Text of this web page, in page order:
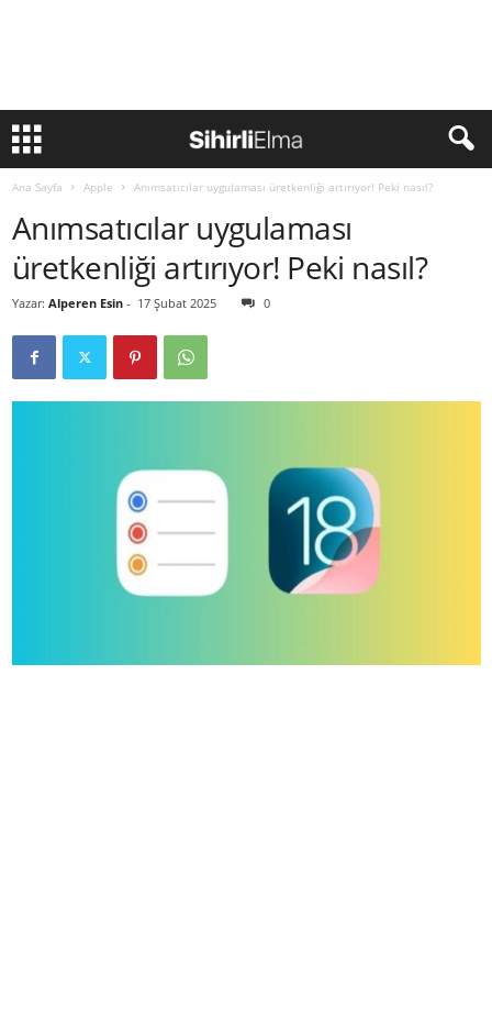
Ana Sayfa Apple Anımsatıcılar uygulaması üretkenliği artırıyor! Peki nasıl?
Anımsatıcılar uygulaması
üretkenliği artırıyor! Peki nasıl?
Yazar: Alperen Esin - 17 Şubat 2025 0